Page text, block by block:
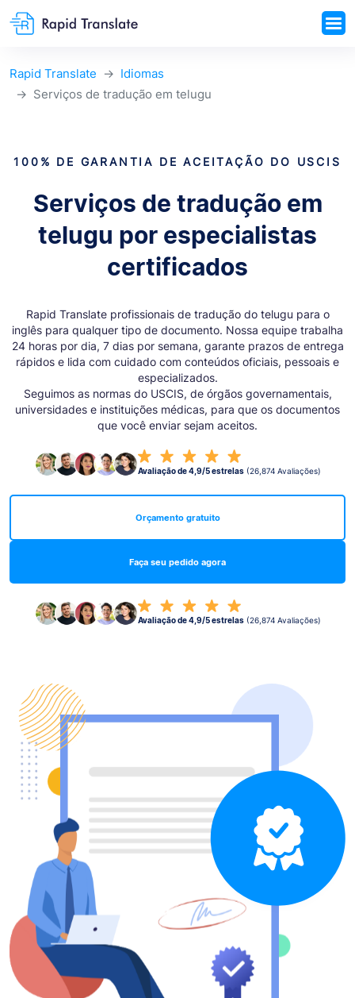
Rapid Translate
Idiomas
Serviços de tradução em telugu
100% DE GARANTIA DE ACEITAÇÃO DO USCIS
Serviços de tradução em
telugu por especialistas
certificados
Rapid Translate profissionais de tradução do telugu para o
inglês para qualquer tipo de documento. Nossa equipe trabalha
24 horas por dia, 7 dias por semana, garante prazos de entrega
rápidos e lida com cuidado com conteúdos oficiais, pessoais e
especializados.
Seguimos as normas do USCIS, de órgãos governamentais,
universidades e instituições médicas, para que os documentos
que você enviar sejam aceitos.
Avaliação de 4,9/5 estrelas (26,874 Avaliações)
Faça seu pedido agora
Orçamento gratuito
Avaliação de 4,9/5 estrelas (26,874 Avaliações)